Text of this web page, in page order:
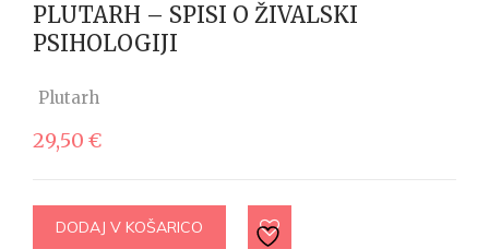
PLUTARH – SPISI O ŽIVALSKI
PSIHOLOGIJI
Plutarh
29,50 €
DODAJ V KOŠARICO